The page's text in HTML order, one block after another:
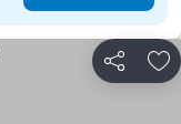
Partilhar